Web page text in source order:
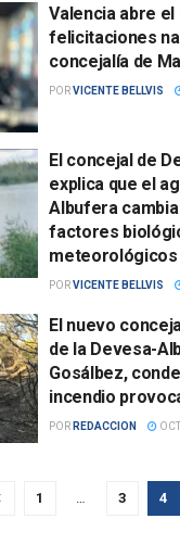
Valencia abre
felicitaciones
concejalía de
PORVICENTE BELLVIS
El concejal de
explica que el
Albufera
factores
meteorológicos
PORVICENTE BELLVIS
El nuevo
de la Devesa-
Gosálbez,
incendio
POR REDACCION
1 … 3 4